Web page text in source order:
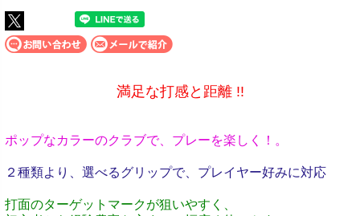
満足な打感と距離 !!
ポップなカラーのクラブで、プレーを楽しく！ 。
２種類より、選べるグリップで、プレイヤー好みに対応
打面のターゲットマークが狙いやすく、